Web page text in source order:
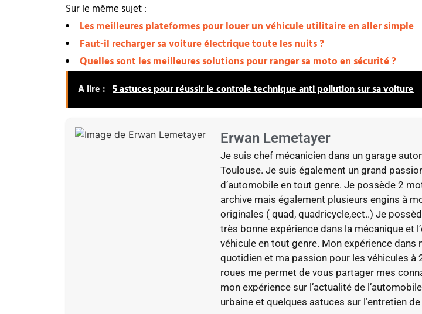
Sur le même sujet :
Les meilleures plateformes pour louer un véhicule utilitaire en aller simple
Faut-il recharger sa voiture électrique toute les nuits ?
Quelles sont les meilleures solutions pour ranger sa moto en sécurité ?
A lire : 5 astuces pour réussir le controle technique anti pollution sur sa voiture
Erwan Lemetayer
Je suis chef mécanicien dans un garage
Toulouse. Je suis également un grand
d’automobile en tout genre. Je possède 2
archive mais également plusieurs engins à
originales ( quad, quadricycle,ect..) Je
très bonne expérience dans la mécanique et
véhicule en tout genre. Mon expérience dans
quotidien et ma passion pour les véhicules à
roues me permet de vous partager mes
mon expérience sur l’actualité de
urbaine et quelques astuces sur l’entretien